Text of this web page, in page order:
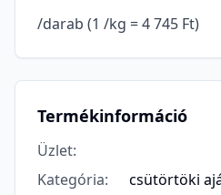
/darab (1 /kg = 4 745 Ft)
Termékinformáció
Üzlet:
Kategória: csütörtöki